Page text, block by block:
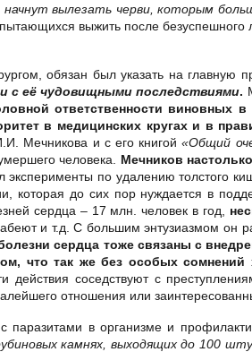
вылезать черви, которым
выжить после
обязан был указать на главную
с её чудовищными последствиями.
ответственности виновных
в медицинских кругах и в
Мечникова и с его книгой«Общий
человека. Мечников
по удалению толстого
которая до сих пор нуждается в
сердца – 17 млн. человек в год,
и т.д. С большим энтузиазмом он
сердца тоже связаны с
что так же без особых сомнений
действия соседствуют с
отношения или
в организме и
камнях, выходящих до 100